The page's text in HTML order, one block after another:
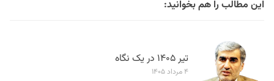
این مطالب را هم بخوانید:
تیر ۱۴۰۵ در یک نگاه
۴ مرداد ۱۴۰۵